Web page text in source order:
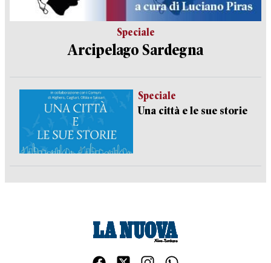
Speciale
Arcipelago Sardegna
Speciale
Una città e le sue storie